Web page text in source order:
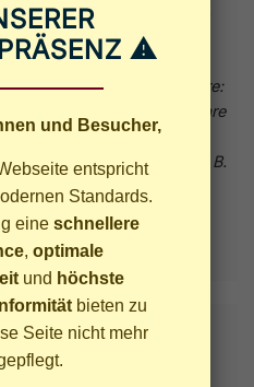
⚠
und Besucher,
entspricht
Standards.
eine schnellere
, optimale
und höchste
bieten zu
Seite nicht mehr
Teilnehmenden kostenfrei.
und zuverlässig anbieten
angewiesen.
finanzieren wir insbesondere:
Grafik-Software
Kinder und Jugendliche (z. B.
Fachbücher)
Absprache):
Notebooks
PCs